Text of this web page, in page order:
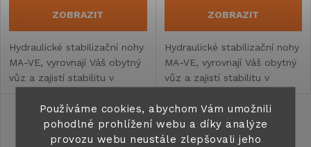
Používáme cookies, abychom Vám umožnili
pohodlné prohlížení webu a díky analýze
provozu webu neustále zlepšovali jeho
ZOBRAZIT
Hydraulické stabilizační nohy
MA-VE, vyrovnají Váš obytný
vůz a zajistí stabilitu v
ZOBRAZIT
Hydraulické stabilizační nohy
MA-VE, vyrovnají Váš obytný
vůz a zajistí stabilitu v